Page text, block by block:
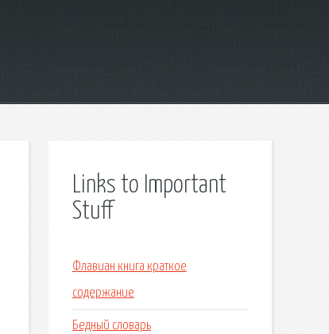
Links to Important
Stuff
Флавиан книга краткое
содержание
Бедный словарь